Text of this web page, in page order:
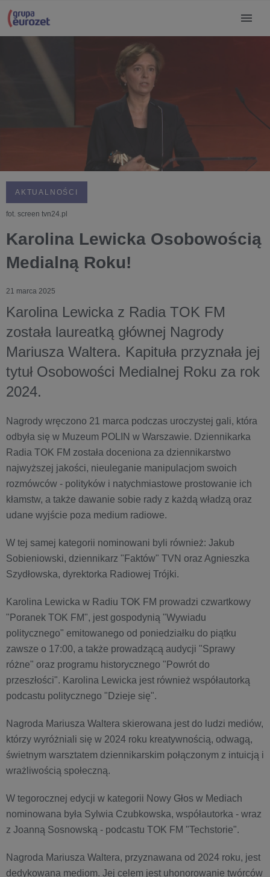
AKTUALNOŚCI
fot. screen tvn24.pl
Karolina Lewicka Osobowością
Medialną Roku!
21 marca 2025
Karolina Lewicka z Radia TOK FM
została laureatką głównej Nagrody
Mariusza Waltera. Kapituła przyznała jej
tytuł Osobowości Medialnej Roku za rok
2024.
Nagrody wręczono 21 marca podczas uroczystej gali, która
odbyła się w Muzeum POLIN w Warszawie. Dziennikarka
Radia TOK FM została doceniona za dziennikarstwo
najwyższej jakości, nieuleganie manipulacjom swoich
rozmówców - polityków i natychmiastowe prostowanie ich
kłamstw, a także dawanie sobie rady z każdą władzą oraz
udane wyjście poza medium radiowe.
W tej samej kategorii nominowani byli również: Jakub
Sobieniowski, dziennikarz "Faktów" TVN oraz Agnieszka
Szydłowska, dyrektorka Radiowej Trójki.
Karolina Lewicka w Radiu TOK FM prowadzi czwartkowy
"Poranek TOK FM", jest gospodynią "Wywiadu
politycznego" emitowanego od poniedziałku do piątku
zawsze o 17:00, a także prowadzącą audycji "Sprawy
różne" oraz programu historycznego "Powrót do
przeszłości". Karolina Lewicka jest również współautorką
podcastu politycznego "Dzieje się".
Nagroda Mariusza Waltera skierowana jest do ludzi mediów,
którzy wyróżniali się w 2024 roku kreatywnością, odwagą,
świetnym warsztatem dziennikarskim połączonym z intuicją i
wrażliwością społeczną.
W tegorocznej edycji w kategorii Nowy Głos w Mediach
nominowana była Sylwia Czubkowska, współautorka - wraz
z Joanną Sosnowską - podcastu TOK FM "Techstorie".
Nagroda Mariusza Waltera, przyznawana od 2024 roku, jest
dedykowana mediom. Jej celem jest uhonorowanie twórców